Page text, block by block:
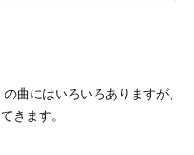
曲にはいろいろありますが、
きます。